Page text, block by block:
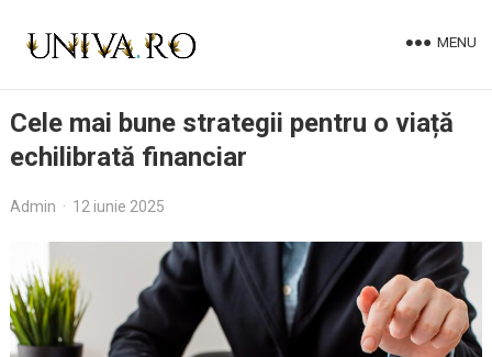
MENU
Cele mai bune strategii pentru o viață
echilibrată financiar
Admin · 12 iunie 2025